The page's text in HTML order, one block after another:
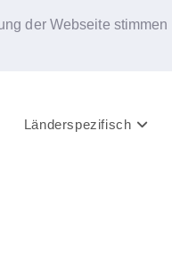
der Webseite stimmen
Länderspezifisch